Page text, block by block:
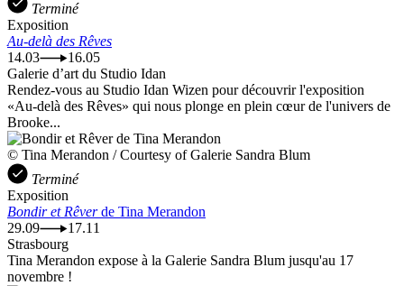
Terminé
Exposition
Au-delà des Rêves
14.03
16.05
Galerie d’art du Studio Idan
Rendez-vous au Studio Idan Wizen pour découvrir l'exposition
«Au-delà des Rêves» qui nous plonge en plein cœur de l'univers de
Brooke...
© Tina Merandon / Courtesy of Galerie Sandra Blum
Terminé
Exposition
Bondir et Rêverde Tina Merandon
29.09
17.11
Strasbourg
Tina Merandon expose à la Galerie Sandra Blum jusqu'au 17
novembre !